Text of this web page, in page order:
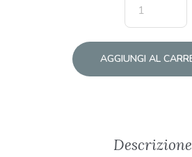
AGGIUNGI AL
Descrizione